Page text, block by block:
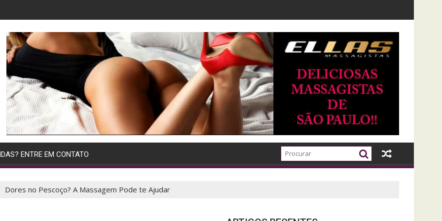
ENTRE EM CONTATO
Dores no Pescoço? A Massagem Pode te Ajudar